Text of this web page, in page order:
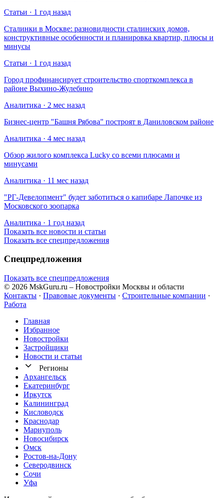
Статьи · 1 год назад
Сталинки в Москве: разновидности сталинских домов,
конструктивные особенности и планировка квартир, плюсы и
минусы
Статьи · 1 год назад
Город профинансирует строительство спорткомплекса в
районе Выхино-Жулебино
Аналитика · 2 мес назад
Бизнес-центр "Башня Рябова" построят в Даниловском районе
Аналитика · 4 мес назад
Обзор жилого комплекса Lucky со всеми плюсами и
минусами
Аналитика · 11 мес назад
​"РГ-Девелопмент" будет заботиться о капибаре Лапочке из
Московского зоопарка
Аналитика · 1 год назад
Показать все новости и статьи
Показать все спецпредложения
Спецпредложения
Показать все спецпредложения
© 2026 MskGuru.ru – Новостройки Москвы и области
Контакты · Правовые документы · Строительные компании ·
Работа
Главная
Избранное
Новостр ойки
Застройщики
Новости и статьи
Регионы
Архангельск
Екатеринбург
Иркутск
Калининград
Кисловодск
Краснодар
Мариуполь
Новосибирск
Омск
Ростов-на-Дону
Северодвинск
Сочи
Уфа